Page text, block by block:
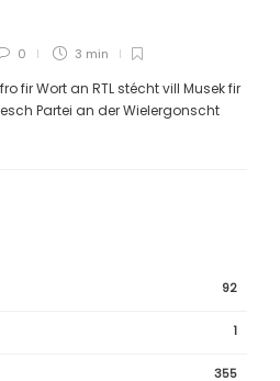
0 3 min
fir Wort an RTL stécht vill Musek fir
Partei an der Wielergonscht
92
1
355